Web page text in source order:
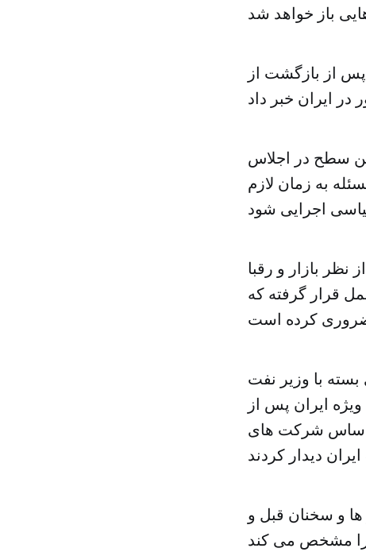
پس از بازگشت از
سطح در اجلاس
به زمان لازم
نظر بازار و رقبا
قرار گرفته که
با وزیر نفت
ایران پس از
اساس شرکت ‌های
و سخنان قبل و